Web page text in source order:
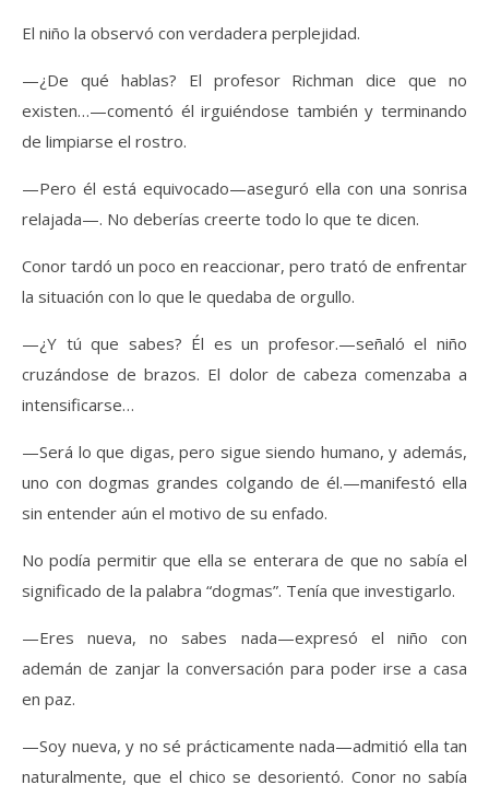
El niño la observó con verdadera perplejidad.
—¿De qué hablas? El profesor Richman dice que no
existen…—comentó él irguiéndose también y terminando
de limpiarse el rostro.
—Pero él está equivocado—aseguró ella con una sonrisa
relajada—. No deberías creerte todo lo que te dicen.
Conor tardó un poco en reaccionar, pero trató de enfrentar
la situación con lo que le quedaba de orgullo.
—¿Y tú que sabes? Él es un profesor.—señaló el niño
cruzándose de brazos. El dolor de cabeza comenzaba a
intensificarse…
—Será lo que digas, pero sigue siendo humano, y además,
uno con dogmas grandes colgando de él.—manifestó ella
sin entender aún el motivo de su enfado.
No podía permitir que ella se enterara de que no sabía el
significado de la palabra “dogmas”. Tenía que investigarlo.
—Eres nueva, no sabes nada—expresó el niño con
ademán de zanjar la conversación para poder irse a casa
en paz.
—Soy nueva, y no sé prácticamente nada—admitió ella tan
naturalmente, que el chico se desorientó. Conor no sabía